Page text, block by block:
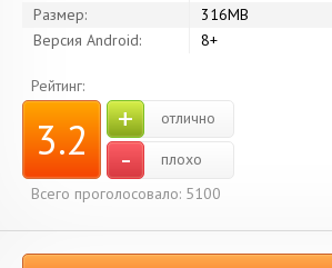
Размер:
316MB
Версия Android:
8+
Рейтинг:
3.2 + отлично
-
плохо
Всего проголосовало: 5100